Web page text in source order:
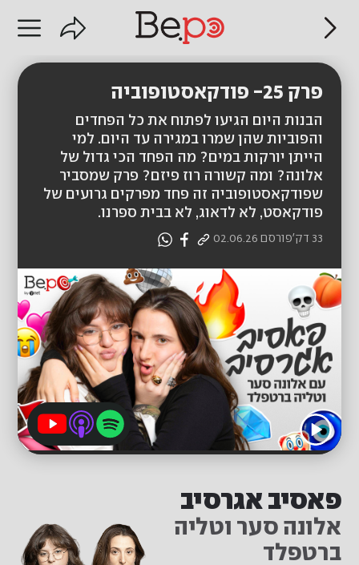
פרק 25- פודקאסטופוביה
הבנות היום הגיעו לפתוח את כל הפחדים
והפוביות שהן שמרו במגירה עד היום. למי
הייתן יורקות במים? מה הפחד הכי גדול של
אלונה? ומה קשורה רוז פיזם? פרק שמסביר
שפודקאסטופוביה זה פחד מפרקים גרועים של
פודקאסט, לא לדאוג, לא בבית ספרנו.
33 דק' פורסם 02.06.26
פאסיב אגרסיב
אלונה סער וטליה
ברטפלד